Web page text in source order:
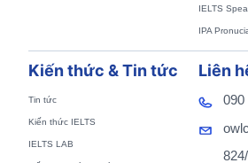
IELTS
IPA
Kiến thức & Tin tức
Tin tức
Kiến thức IELTS
IELTS LAB
Liên
090